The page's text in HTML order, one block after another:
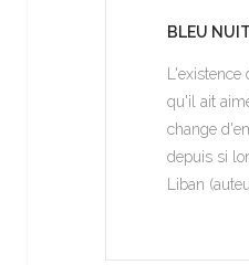
BLEU
qu'il ait
change
depuis si
Liban